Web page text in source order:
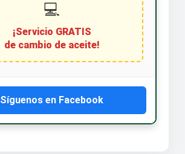
💻
¡Servicio GRATIS
de cambio de aceite!
Síguenos en Facebook